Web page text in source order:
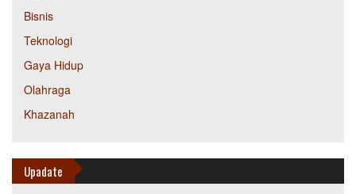
Bisnis
Teknologi
Gaya Hidup
Olahraga
Khazanah
Upadate